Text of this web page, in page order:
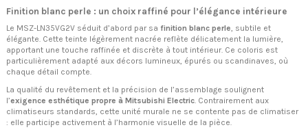
Finition blanc perle : un choix raffiné pour l’élégance intérieure
Le MSZ-LN35VG2V séduit d’abord par sa finition blanc perle, subtile et
élégante. Cette teinte légèrement nacrée reflète délicatement la lumière,
apportant une touche raffinée et discrète à tout intérieur. Ce coloris est
particulièrement adapté aux décors lumineux, épurés ou scandinaves, où
chaque détail compte.
La qualité du revêtement et la précision de l’assemblage soulignent
l’exigence esthétique propre à Mitsubishi Electric . Contrairement aux
climatiseurs standards, cette unité murale ne se contente pas de climatiser
: elle participe activement à l’harmonie visuelle de la pièce.